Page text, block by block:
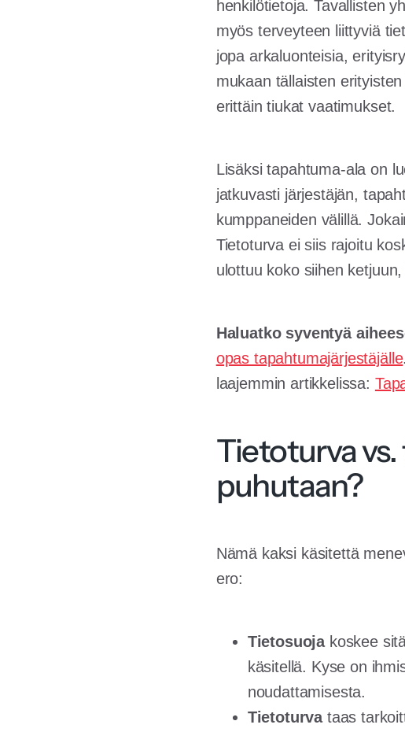
henkilötietoja. Tavallisten
myös terveyteen liittyviä
jopa arkaluonteisia,
mukaan tällaisten
erittäin tiukat vaatimukset.
Lisäksi tapahtuma-ala on
jatkuvasti järjestäjän,
kumppaneiden välillä.
Tietoturva ei siis rajoitu
ulottuu koko siihen
Haluatko syventyä
opas tapahtumajärjestäjälle
laajemmin artikkelissa:
Tietoturva
puhutaan?
Nämä kaksi käsitettä
ero:
Tietosuojakoskee
käsitellä. Kyse on
noudattamisesta.
Tietoturvataas